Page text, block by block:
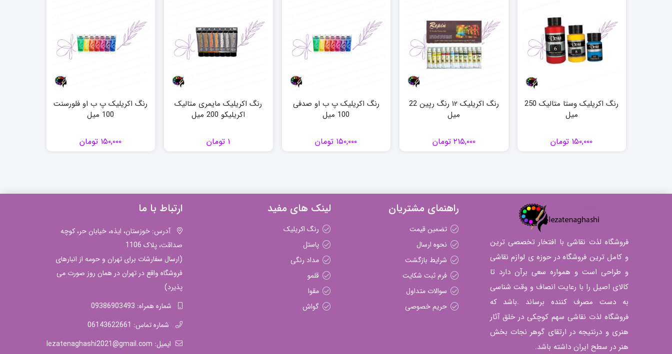
رنگ اکریلیک وستا متالیک 250
میل
۱۵۰,۰۰۰ تومان
رنگ اکریلیک ۱۲ رنگ رپین 22
میل
۲۱۵,۰۰۰ تومان
رنگ اکریلیک پ ب او صدفی
100 میل
۱۵۰,۰۰۰ تومان
رنگ اکریلیک مایمری متالیک
اکریلیکو 200 میل
۱ تومان
رنگ اکریلیک پ ب او فلورسنت
100 میل
۱۵۰,۰۰۰ تومان
فروشگاه لذت نقاشی با افتخار تخصصی ترین
و کامل ترین فروشگاه در حوزه ی لوازم نقاشی
و طراحی است و همواره سعی برآن دارد تا
کالای اصیل را با رعایت انصاف و وقت شناسی
به دست مصرف کننده برساند .باشد که
فروشگاه لذت نقاشی سهم کوچکی در خلق آثار
هنری و درنتیجه در ارتقای گوهر نجات بخش
هنر در سطح ایران داشته باشد.
راهنمای مشتریان
تضمین قیمت
نحوه ارسال
شرایط بازگشت
فرم ثبت شکایت
سوالات متداول
حریم خصوصی
لینک های مفید
رنگ اکریلیک
پاستل
مداد رنگی
قلمو
مقوا
گواش
ارتباط با ما
آدرس: خوزستان، ایذه، خیابان حر، کوچه
صداقت، پلاک 1106
(ارسال سفارشات برای تهران و حومه از انبارهای
فروشگاه واقع در تهران در همان روز صورت می
پذیرد)
شماره همراه: 09386903493
شماره تماس: 06143622661
ایمیل: lezatenaghashi2021@gmail.com